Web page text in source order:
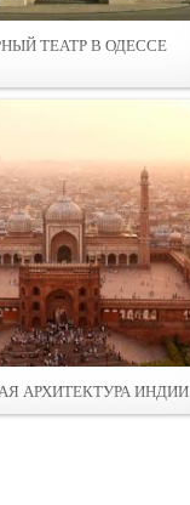
ТЕАТР В ОДЕССЕ
АРХИТЕКТУРА ИНДИИ